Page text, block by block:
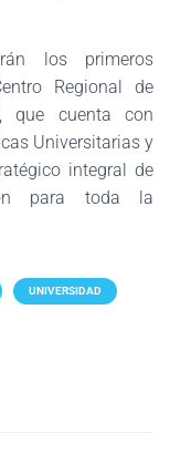
los primeros
Regional de
que cuenta con
Universitarias y
integral de
para toda la
UNIVERSIDAD